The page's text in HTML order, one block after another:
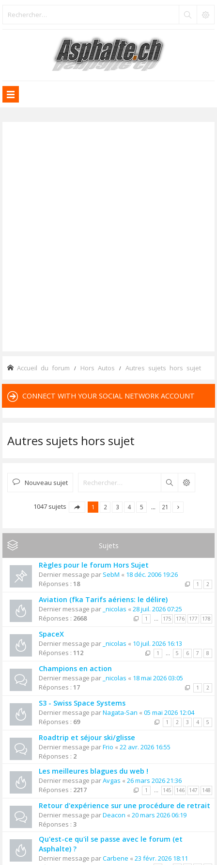
Accueil du forum Hors Autos Autres sujets hors sujet
CONNECT WITH YOUR SOCIAL NETWORK ACCOUNT
Autres sujets hors sujet
Nouveau sujet Rechercher
1047 sujets 1 2 3 4 5 … 21
Sujets
Règles pour le forum Hors Sujet
Dernier message par SebM « 18 déc. 2006 19:26
Réponses : 18 1 2
Aviation (fka Tarifs aériens: le délire)
Dernier message par _nicolas « 28 juil. 2026 07:25
Réponses : 2668 1 … 175 176 177 178
SpaceX
Dernier message par _nicolas « 10 juil. 2026 16:13
Réponses : 112 1 … 5 6 7 8
Champions en action
Dernier message par _nicolas « 18 mai 2026 03:05
Réponses : 17 1 2
S3 - Swiss Space Systems
Dernier message parNagata-San « 05 mai 2026 12:04
Réponses : 69 1 2 3 4 5
Roadtrip et séjour ski/glisse
Dernier message parFrio « 22 avr. 2026 16:55
Réponses : 2
Les meilleures blagues du web !
Dernier message parAvgas « 26 mars 2026 21:36
Réponses : 2217 1 … 145 146 147 148
Retour d'expérience sur une procédure de retrait
Dernier message parDeacon « 20 mars 2026 06:19
Réponses : 3
Qu'est-ce qu'il se passe avec le forum (et
Asphalte) ?
Dernier message parCarbene « 23 févr. 2026 18:11